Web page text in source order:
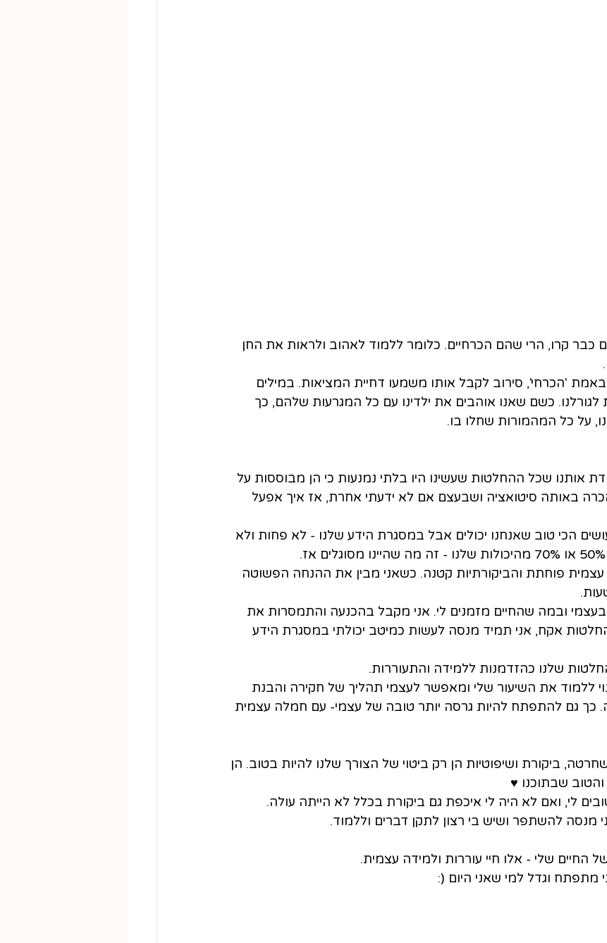
כבר קרו, הרי שהם הכרחיים. כלומר ללמוד לאהוב ולראות את החן
'הכרחי', סירוב לקבל אותו משמעו דחיית המציאות. במילים
כשם שאנו אוהבים את ילדינו עם כל המגרעות שלהם, כך
על כל המהמורות שחלו בו.
אותנו שכל ההחלטות שעשינו היו בלתי נמנעות כי הן מבוססות על
באותה סיטואציה ושבעצם אם לא ידעתי אחרת, אז איך אפעל
הכי טוב שאנחנו יכולים אבל במסגרת הידע שלנו - לא פחות ולא
פוחתת והביקורתיות קטנה. כשאני מבין את ההנחה הפשוטה
ובמה שהחיים מזמנים לי. אני מקבל בהכנעה והתמסרות את
אקח, אני תמיד מנסה לעשות כמיטב יכולתי במסגרת הידע
שלנו כהזדמנות ללמידה והתעוררות.
ללמוד את השיעור שלי ומאפשר לעצמי תהליך של חקירה והבנת
כך גם להתפתח להיות גרסה יותר טובה של עצמי- עם חמלה עצמית
ביקורת ושיפוטיות הן רק ביטוי של הצורך שלנו להיות בטוב. הן
שבתוכנו ♥
לי, ואם לא היה לי איכפת גם ביקורת בכלל לא הייתה עולה.
להשתפר ושיש בי רצון לתקן דברים וללמוד.
שלי - אלו חיי עוררות ולמידה עצמית.
מתפתח וגדל למי שאני היום (: